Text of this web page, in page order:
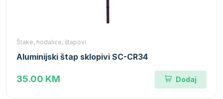
Štake, hodalice, štapovi
Aluminijski štap sklopivi SC-CR34
35.00 KM Dodaj